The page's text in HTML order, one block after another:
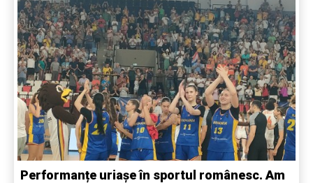
Performanțe uriașe în sportul românesc. Am